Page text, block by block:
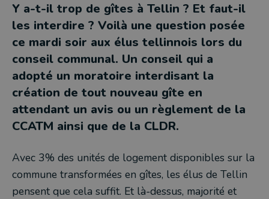
Y a-t-il trop de gîtes à Tellin ? Et faut-il
les interdire ? Voilà une question posée
ce mardi soir aux élus tellinnois lors du
conseil communal. Un conseil qui a
adopté un moratoire interdisant la
création de tout nouveau gîte en
attendant un avis ou un règlement de la
CCATM ainsi que de la CLDR.
Avec 3% des unités de logement disponibles sur la
commune transformées en gîtes, les élus de Tellin
pensent que cela suffit. Et là-dessus, majorité et